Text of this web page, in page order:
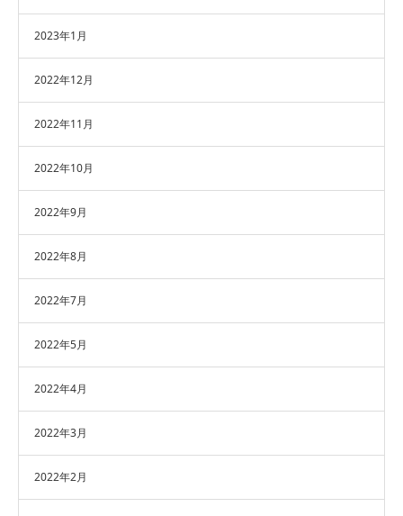
2023年1月
2022年12月
2022年11月
2022年10月
2022年9月
2022年8月
2022年7月
2022年5月
2022年4月
2022年3月
2022年2月